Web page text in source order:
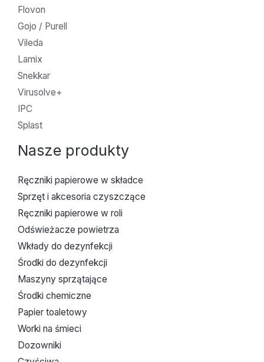
Flovon
Gojo / Purell
Vileda
Lamix
Snekkar
Virusolve+
IPC
Splast
Nasze produkty
Ręczniki papierowe w składce
Sprzęt i akcesoria czyszczące
Ręczniki papierowe w roli
Odświeżacze powietrza
Wkłady do dezynfekcji
Środki do dezynfekcji
Maszyny sprzątające
Środki chemiczne
Papier toaletowy
Worki na śmieci
Dozowniki